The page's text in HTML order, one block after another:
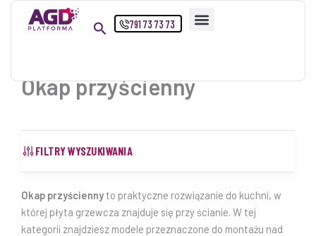
Przejdź
791 73 73 73
Okap przyścienny
FILTRY WYSZUKIWANIA
Okap przyścienny to praktyczne rozwiązanie do kuchni, w
której płyta grzewcza znajduje się przy ścianie. W tej
kategorii znajdziesz modele przeznaczone do montażu nad